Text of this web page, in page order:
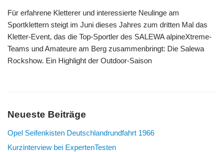
Für erfahrene Kletterer und interessierte Neulinge am
Sportklettern steigt im Juni dieses Jahres zum dritten Mal das
Kletter-Event, das die Top-Sportler des SALEWA alpineXtreme-
Teams und Amateure am Berg zusammenbringt: Die Salewa
Rockshow. Ein Highlight der Outdoor-Saison
Neueste Beiträge
Opel Seifenkisten Deutschlandrundfahrt 1966
Kurzinterview bei ExpertenTesten